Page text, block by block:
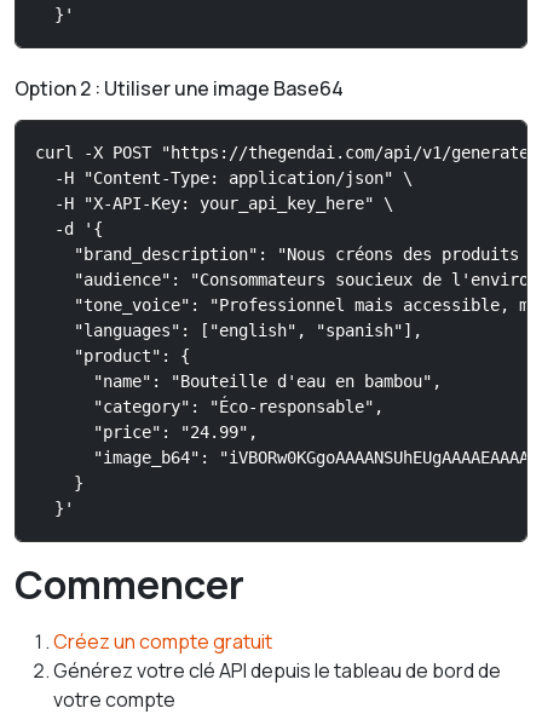
  }'
Option 2 : Utiliser une image Base64
curl -X POST "https://thegendai.com/api/v1/
  -H "Content-Type: application/json" \
  -H "X-API-Key: your_api_key_here" \
  -d '{
"brand_description": "Nous créons des produits
"audience": "Consommateurs soucieux de
"tone_voice": "Professionnel mais accessible,
    "languages": ["english", "spanish"],
    "product": {
      "name": "Bouteille d'eau en bambou",
      "category": "Éco-responsable",
      "price": "24.99",
"image_b64":
    }
  }'
Commencer
Créez un compte gratuit
Générez votre clé API depuis le tableau de bord de
votre compte